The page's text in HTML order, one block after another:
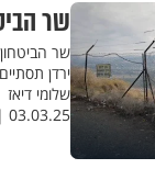
שר
שר
ירדן
שלומי דיאז
03.03.25 | 16:21